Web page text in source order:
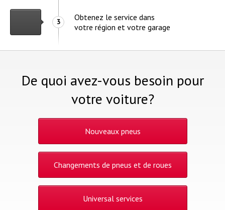
3
Obtenez le service dans
votre région et votre garage
De quoi avez-vous besoin pour
votre voiture?
Nouveaux pneus
Changements de pneus et de roues
Universal services